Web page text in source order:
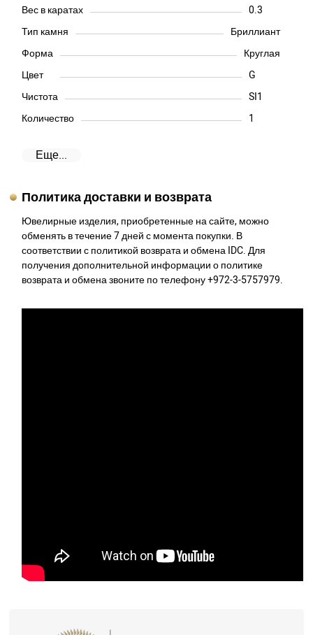
Вес в каратах
0.3
Тип камня
Бриллиант
Форма
Круглая
Цвет
G
Чистота
SI1
Количество
1
Еще...
Политика доставки и возврата
Ювелирные изделия, приобретенные на сайте, можно
обменять в течение 7 дней с момента покупки. В
соответствии с политикой возврата и обмена IDC. Для
получения дополнительной информации о политике
возврата и обмена звоните по телефону +972-3-5757979.